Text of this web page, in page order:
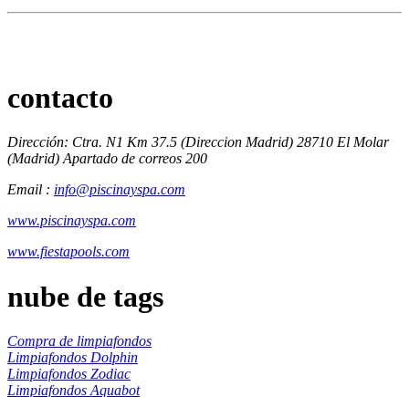
contacto
Dirección: Ctra. N1 Km 37.5 (Direccion Madrid) 28710 El Molar
(Madrid) Apartado de correos 200
Email : info@piscinayspa.com
www.piscinayspa.com
www.fiestapools.com
nube de tags
Compra de limpiafondos
Limpiafondos Dolphin
Limpiafondos Zodiac
Limpiafondos Aquabot